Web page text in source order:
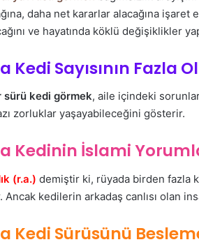
daha net kararlar alacağına
ve hayatında köklü değişiklikler
Kedi Sayısının Fazla
sürü kedi görmek, aile içindeki
zorluklar yaşayabileceğini gösterir.
Kedinin İslami
(r.a.) demiştir ki, rüyada birden fazla
Ancak kedilerin arkadaş canlısı olan
Kedi Sürüsünü